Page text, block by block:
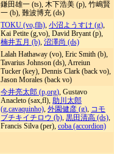
鎌田雄一 (ts), 木下浩美 (p), 竹嶋賢
一 (b), 難波博充 (ds)
TOKU (vo,flh), 小沼ようすけ (g),
Kai Petite (g,vo), David Bryant (p),
楠井五月 (b), 沼澤尚 (ds)
Lalah Hathaway (vo), Eric Smith (b),
Tavarius Johnson (ds), Arreiun
Tucker (key), Dennis Clark (back vo),
Jason Morales (back vo)
今井亮太郎 (p,org), Gustavo
Anacleto (sax,fl), 助川太郎
(g,cavaquinho), 外園健彦 (g), コモ
ブチキイチロウ (b), 黒田清高 (ds),
Francis Silva (per), coba (accordion)